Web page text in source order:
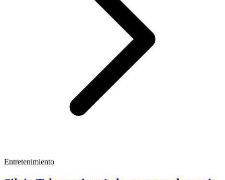
Entretenimiento